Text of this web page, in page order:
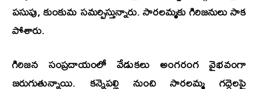
పసుపు, కుంకుమ సమర్పిస్తున్నారు. సారలమ్మకు గిరిజనులు సాక
పోశారు.
గిరిజన సంప్రదాయంలో వేడుకలు అంగరంగ వైభవంగా
జరుగుతున్నాయి. కన్నెపల్లి నుంచి సారలమ్మ గద్దెలపై